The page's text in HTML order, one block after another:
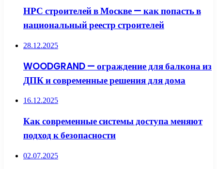
НРС строителей в Москве — как попасть в
национальный реестр строителей
28.12.2025
WOODGRAND — ограждение для балкона из
ДПК и современные решения для дома
16.12.2025
Как современные системы доступа меняют
подход к безопасности
02.07.2025